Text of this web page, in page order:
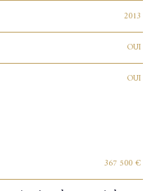
2013
OUI
OUI
367 500 €